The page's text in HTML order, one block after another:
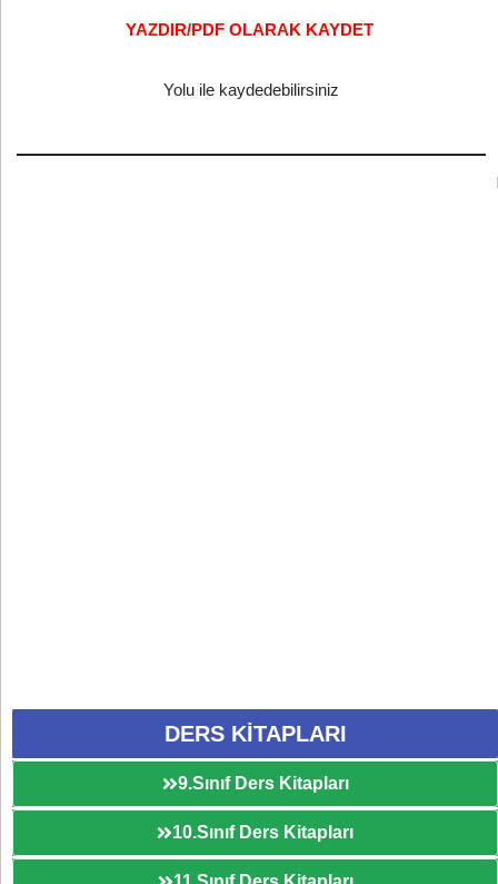
YAZDIR/PDF OLARAK KAYDET
Yolu ile kaydedebilirsiniz
DERS KİTAPLARI
9.Sınıf Ders Kitapları
10.Sınıf Ders Kitapları